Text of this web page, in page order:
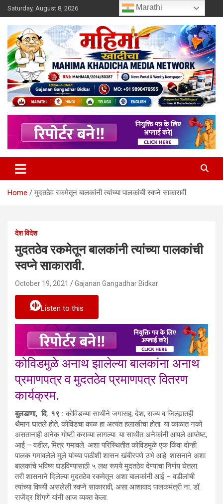
Skip
to
content
Saturday, August 8, 2026
Mahimakhadicha
Home मुदतठेव रकमेतून बालकांनी त्यांच्या पालकांची स्वप्ने साकारावी.
देश विदेश
मुदतठेव रकमेतून बालकांनी त्यांच्या पालकांची
स्वप्ने साकारावी.
October 19, 2021 Gajanan Gangadhar Bidkar
Listen to this
कोविडमुळे अनाथ झालेल्या बालकांना अनाथ
प्रमाणपत्र व मुदतठेव प्रमाणपत्र वितरण
कार्यक्रम.
बुलडाणा, दि. १९ : कोविडच्या साथीने जगासह, देश, राज्य व जिल्ह्यातही
थैमान घातले होते. कोविडचा काळ हा अत्यंत हलाखीचा होता. या काळात नको
असतानाही अनेक गोष्टी कराव्या लागल्या. या साथीत अनेकांनी आपले आप्तेष्ट,
आई – वडील, मित्र गमावले. अशा परिस्थितीत कोविडमुळे एक किंवा दोन्ही
पालक गमावलेले मुले यांच्या पाठीशी शासन खंबीरपणे उभे आहे. शासनाने अशा
बालकांचे भविष्य घडविण्यासाठी ५ लक्ष रूपये मुदतठेव देण्याचा निर्णय घेतला.
तरी शासनाने दिलेल्या मुदतठेव रकमेतून अशा बालकांनी आई – वडीलांची
त्यांच्या विषयी असलेली स्वप्ने साकारावी, असा आशावाद पालकमंत्री ना. डॉ.
राजेंद्र शिंगणे यांनी आज व्यक्त केला.
Marathi